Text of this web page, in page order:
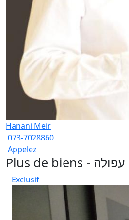
Hanani Meir
073-7028860
Appelez
Plus de biens - עפולה
Exclusif